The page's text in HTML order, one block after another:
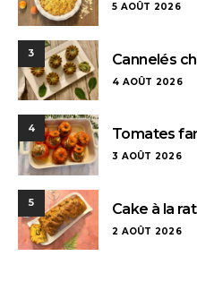
5 AOÛT 2026
3 Cannelés
4 AOÛT 2026
4 Tomates
3 AOÛT 2026
5 Cake à la
2 AOÛT 2026